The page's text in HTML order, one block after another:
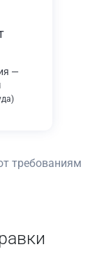
—
требованиям